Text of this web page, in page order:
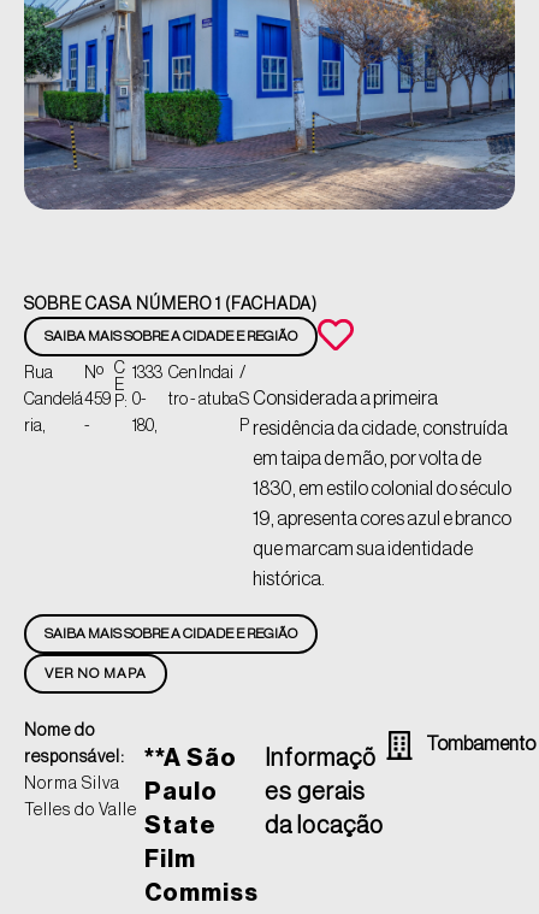
SOBRE CASA NÚMERO 1 (FACHADA)
SAIBA MAIS SOBRE A CIDADE E REGIÃO
Rua
Candelá
ria,
Nº
459
-
C
E
P:
1333
0-
180,
Cen
tro -
Indai
atuba
/
S
P
Considerada a primeira
residência da cidade, construída
em taipa de mão, por volta de
1830, em estilo colonial do século
19, apresenta cores azul e branco
que marcam sua identidade
histórica.
VER NO MAPA
SAIBA MAIS SOBRE A CIDADE E REGIÃO
Nome do
responsável:
Norma Silva
Telles do Valle
**A São
Paulo
State
Film
Commiss
Informaçõ
es gerais
da locação
Tombamento